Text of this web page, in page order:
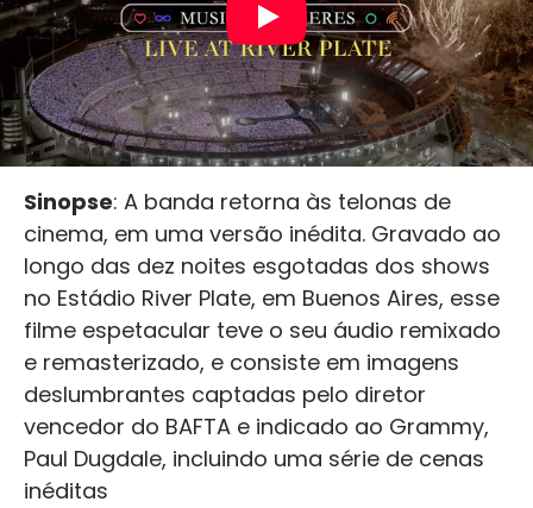
Sinopse: A banda retorna às telonas de
cinema, em uma versão inédita. Gravado ao
longo das dez noites esgotadas dos shows
no Estádio River Plate, em Buenos Aires, esse
filme espetacular teve o seu áudio remixado
e remasterizado, e consiste em imagens
deslumbrantes captadas pelo diretor
vencedor do BAFTA e indicado ao Grammy,
Paul Dugdale, incluindo uma série de cenas
inéditas